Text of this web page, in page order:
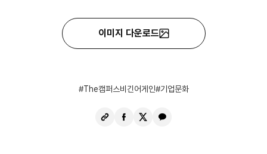
이미지 다운로드
The캠퍼스비긴어게인 기업문화
URL
페
X
카